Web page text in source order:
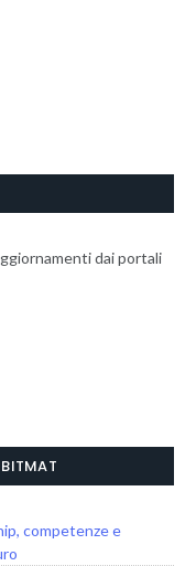
dai portali
competenze e